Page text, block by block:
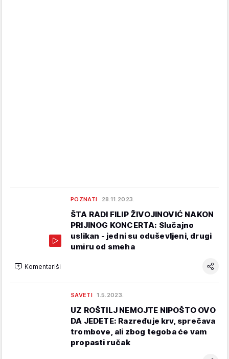
POZNATI 28.11.2023.
ŠTA RADI FILIP ŽIVOJINOVIĆ NAKON
PRIJINOG KONCERTA: Slučajno
uslikan - jedni su oduševljeni, drugi
umiru od smeha
Komentariši
SAVETI 1.5.2023.
UZ ROŠTILJ NEMOJTE NIPOŠTO OVO
DA JEDETE: Razređuje krv, sprečava
trombove, ali zbog tegoba će vam
propasti ručak